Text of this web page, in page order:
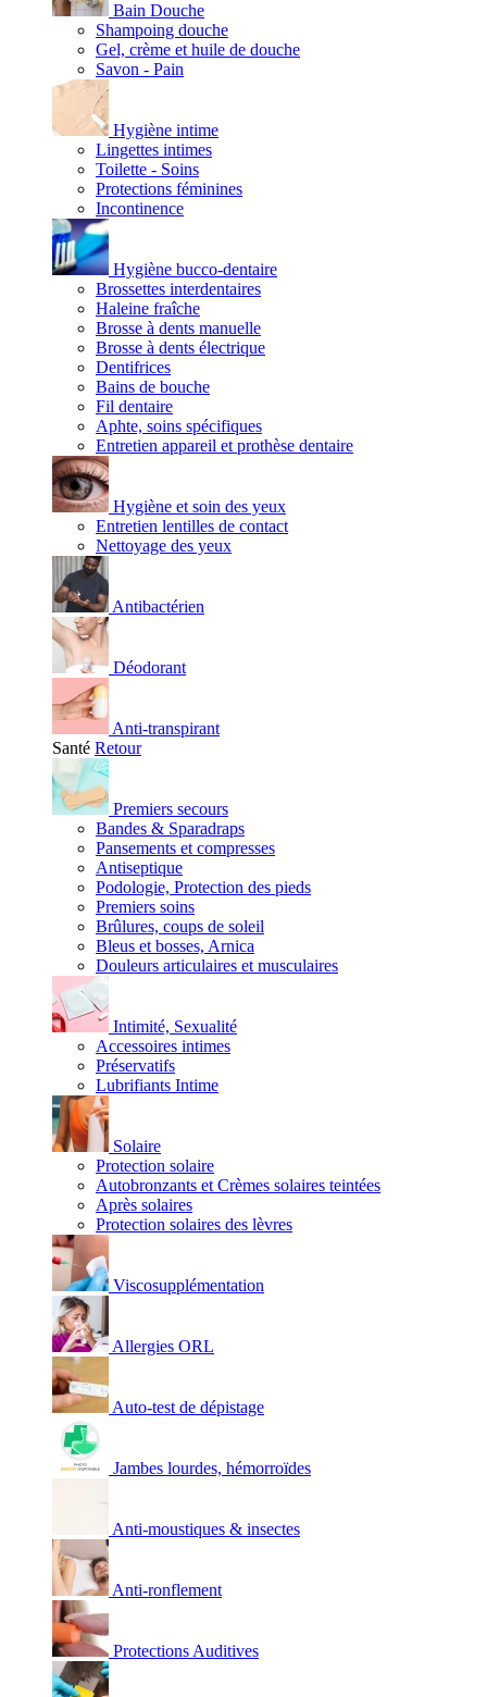
Bain Douche
Shampoing douche
Gel, crème et huile de douche
Savon - Pain
Hygiène intime
Lingettes intimes
Toilette - Soins
Protections féminines
Incontinence
Hygiène bucco-dentaire
Brossettes interdentaires
Haleine fraîche
Brosse à dents manuelle
Brosse à dents électrique
Dentifrices
Bains de bouche
Fil dentaire
Aphte, soins spécifiques
Entretien appareil et prothèse dentaire
Hygiène et soin des yeux
Entretien lentilles de contact
Nettoyage des yeux
Antibactérien
Déodorant
Anti-transpirant
Santé Retour
Premiers secours
Bandes & Sparadraps
Pansements et compresses
Antiseptique
Podologie, Protection des pieds
Premiers soins
Brûlures, coups de soleil
Bleus et bosses, Arnica
Douleurs articulaires et musculaires
Intimité, Sexualité
Accessoires intimes
Préservatifs
Lubrifiants Intime
Solaire
Protection solaire
Autobronzants et Crèmes solaires teintées
Après solaires
Protection solaires des lèvres
Viscosupplémentation
Allergies ORL
Auto-test de dépistage
Jambes lourdes, hémorroïdes
Anti-moustiques & insectes
Anti-ronflement
Protections Auditives